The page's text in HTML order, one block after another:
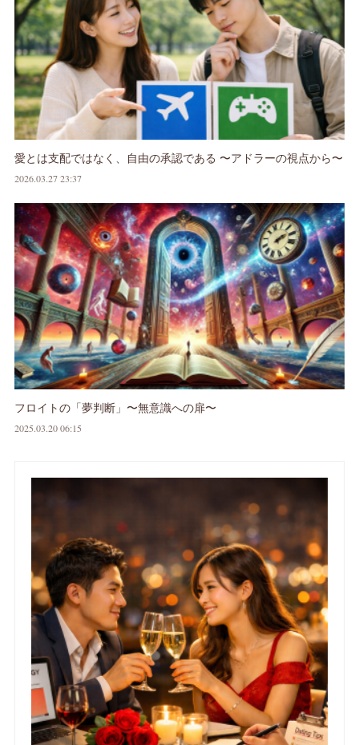
愛とは支配ではなく、自由の承認である 〜アドラーの視点から〜
2026.03.27 23:37
フロイトの「夢判断」〜無意識への扉〜
2025.03.20 06:15